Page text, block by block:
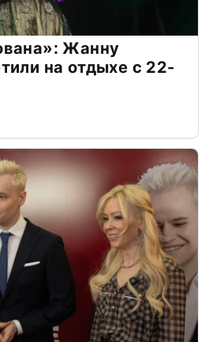
Жанну
на отдыхе с 22-